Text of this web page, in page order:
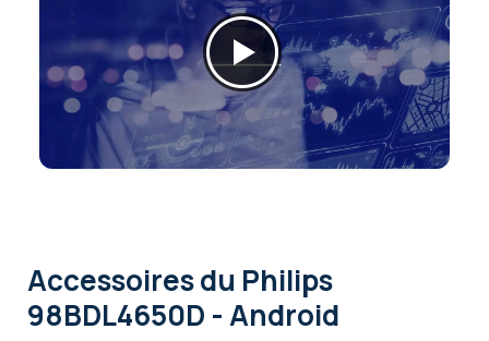
Accessoiresdu Philips
98BDL4650D - Android